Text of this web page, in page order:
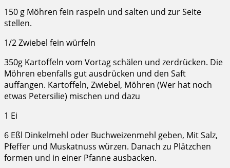
150 g Möhren fein raspeln und salten und zur Seite
stellen.
1/2 Zwiebel fein würfeln
350g Kartoffeln vom Vortag schälen und zerdrücken. Die
Möhren ebenfalls gut ausdrücken und den Saft
auffangen. Kartoffeln, Zwiebel, Möhren (Wer hat noch
etwas Petersilie) mischen und dazu
1 Ei
6 Eßl Dinkelmehl oder Buchweizenmehl geben, Mit Salz,
Pfeffer und Muskatnuss würzen. Danach zu Plätzchen
formen und in einer Pfanne ausbacken.